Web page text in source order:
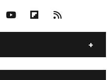
SEKTÖR ÖZEL